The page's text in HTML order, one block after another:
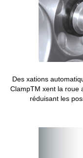
Des xations
ClampTM xent la roue
réduisant les